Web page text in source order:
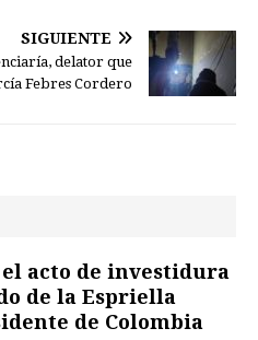
SIGUIENTE
delator que
Febres Cordero
el acto de investidura
de la Espriella
de Colombia